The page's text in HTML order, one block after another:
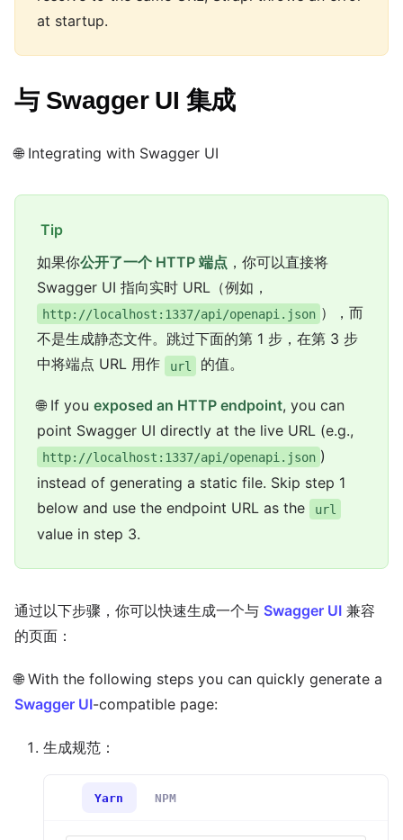
at startup.
与 Swagger UI 集成
🌐 Integrating with Swagger UI
Tip
如果你公开了一个 HTTP 端点 ，你可以直接将
Swagger UI 指向实时 URL（例如，
http://localhost:1337/api/openapi.json ），而
不是生成静态文件。跳过下面的第 1 步，在第 3 步
中将端点 URL 用作
url 的值。
🌐 If you exposed an HTTP endpoint, you can
point Swagger UI directly at the live URL (e.g.,
http://localhost:1337/api/openapi.json )
instead of generating a static file. Skip step 1
below and use the endpoint URL as the
url
value in step 3.
通过以下步骤，你可以快速生成一个与 Swagger UI 兼容
的页面：
🌐 With the following steps you can quickly generate a
Swagger UI-compatible page:
生成规范：
Yarn NPM